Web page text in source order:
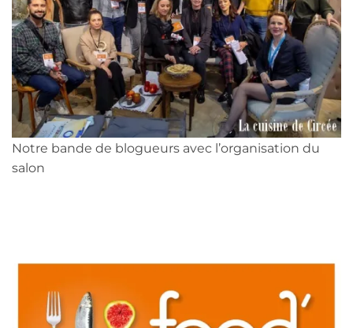
Notre bande de blogueurs avec l’organisation du
salon